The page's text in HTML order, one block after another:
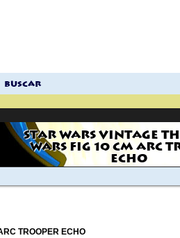
buscar
STAR WARS VINTAGE
WARS FIG 10 CM ARC
ECHO
TROOPER ECHO